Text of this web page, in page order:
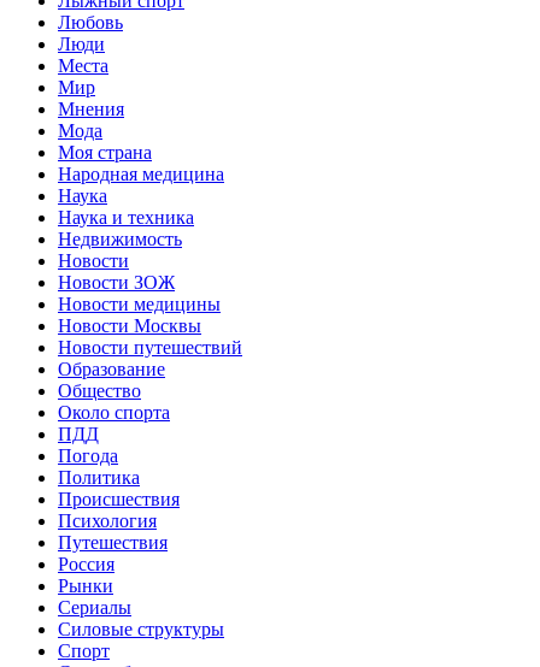
Любовь
Люди
Места
Мир
Мнения
Мода
Моя страна
Народная медицина
Наука
Наука и техника
Недвижимость
Новости
Новости ЗОЖ
Новости медицины
Новости Москвы
Новости путешествий
Образование
Общество
Около спорта
ПДД
Погода
Политика
Происшествия
Психология
Путешествия
Россия
Рынки
Сериалы
Силовые структуры
Спорт